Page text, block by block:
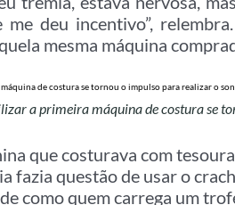
me deu incentivo”,
mesma máquina
a primeira máquina de costura se
que costurava com
fazia questão de usar o
como quem carrega um